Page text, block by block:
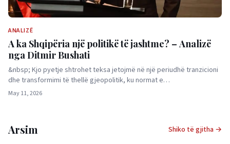
ANALIZË
A ka Shqipëria një politikë të jashtme? – Analizë
nga Ditmir Bushati
&nbsp; Kjo pyetje shtrohet teksa jetojmë në një periudhë tranzicioni
dhe transformimi të thellë gjeopolitik, ku normat e…
May 11, 2026
Arsim Shiko të gjitha →